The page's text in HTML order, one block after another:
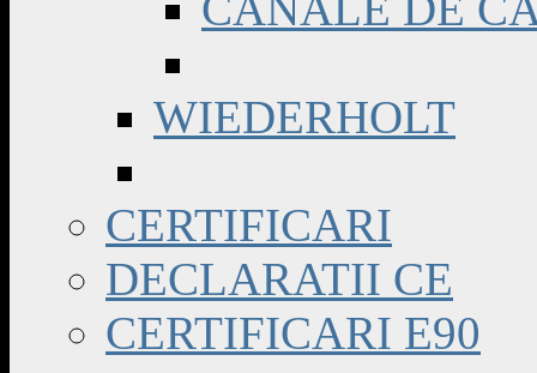
WIEDERHOLT
CERTIFICARI
DECLARATII CE
CERTIFICARI E90